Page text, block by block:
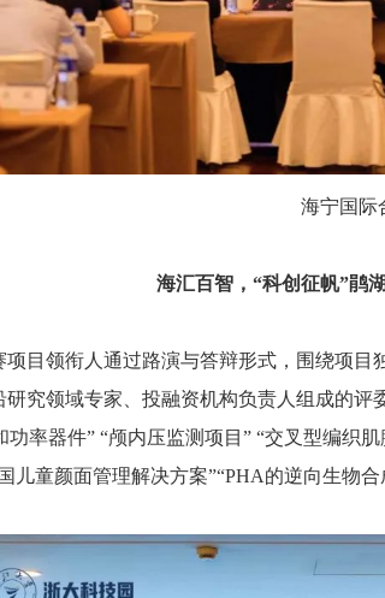
合作教育发展办公
海汇百智，“科创征帆”鹃
目领衔人通过路演与答辩形式，围绕项
究领域专家、投融资机构负责人组成的
率器件” “颅内压监测项目” “交叉型编织
童颜面管理解决方案”“PHA的逆向生物